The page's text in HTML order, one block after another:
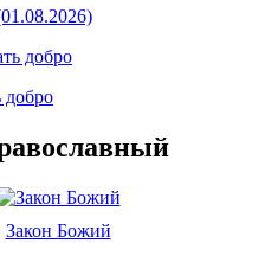
добро
Закон Божий